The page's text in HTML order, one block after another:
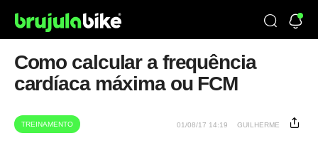
Como calcular a frequência
cardíaca máxima ou FCM
TREINAMENTO 01/08/17 14:19 GUILHERME